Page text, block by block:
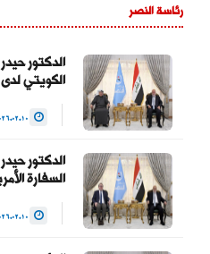
المواطنين
الديمقراطية
للسلطة
(@HaiderAlAbadi)
رئاسة النصر
الدكتور
الكويتي
الدكتور
السفارة